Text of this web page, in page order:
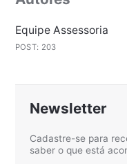
Equipe Assessoria
POST: 203
Newsletter
Cadastre-se para
saber o que está